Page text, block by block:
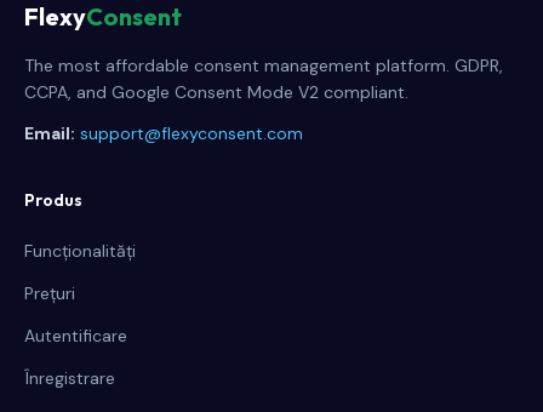
FlexyConsent
The most affordable consent management platform. GDPR,
CCPA, and Google Consent Mode V2 compliant.
Email: support@flexyconsent.com
Produs
Funcționalități
Prețuri
Autentificare
Înregistrare